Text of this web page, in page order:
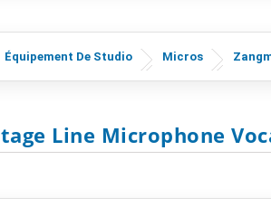
Équipement De Studio Micros
Line Microphone